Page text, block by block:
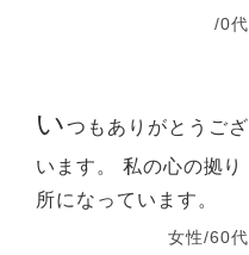
/0代
いつもありがとうござ
います。 私の心の拠り
所になっています。
女性/60代